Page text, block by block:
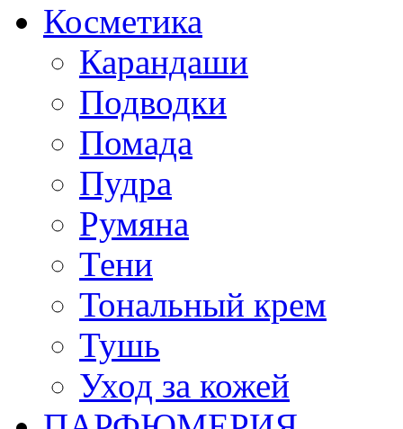
Косметика
Карандаши
Подводки
Помада
Пудра
Румяна
Тени
Тональный крем
Тушь
Уход за кожей